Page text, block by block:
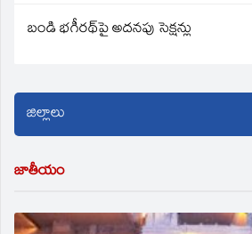
బండి భగీరథ్‌పై అదనపు సెక్షన్లు
జాతీయం